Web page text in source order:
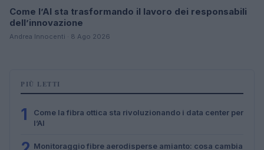
Come l’AI sta trasformando il lavoro dei responsabili
dell’innovazione
Andrea Innocenti · 8 Ago 2026
PIÙ LETTI
1
Come la fibra ottica sta rivoluzionando i data center per
l’AI
Monitoraggio fibre aerodisperse amianto: cosa cambia